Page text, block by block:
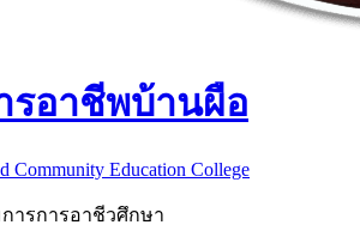
รอาชีพบ้านผือ
Community Education College
ารการอาชีวศึกษา